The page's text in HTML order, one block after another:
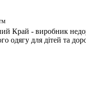
Край - виробник
одягу для дітей та